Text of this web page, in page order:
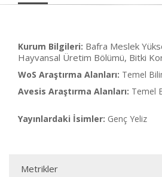
Kurum Bilgileri: Bafra Meslek
Hayvansal Üretim Bölümü, Bitki
WoS Araştırma Alanları: Temel
Avesis Araştırma Alanları: Temel
Yayınlardaki İsimler: Genç Yeliz
Metrikler